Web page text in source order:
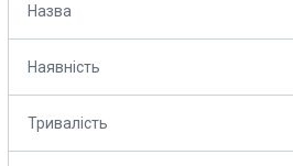
Назва
Наявність
Тривалість